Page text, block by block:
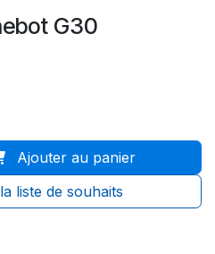
G30
Ajouter au panier
liste de souhaits